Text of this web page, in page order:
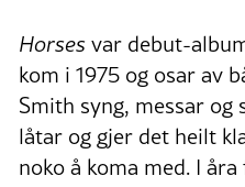
Horsesvar debut-
kom i 1975 og osar av
Smith syng, messar og
låtar og gjer det heilt
noko å koma med. I